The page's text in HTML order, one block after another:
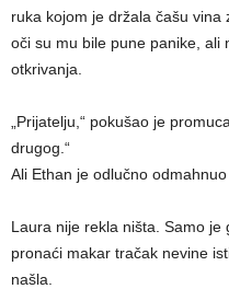
ruka kojom je držala čašu
oči su mu bile pune panike, ali
otkrivanja.
„Prijatelju,“ pokušao je
drugog.“
Ali Ethan je odlučno odmahnuo
Laura nije rekla ništa. Samo
pronaći makar tračak nevine
našla.